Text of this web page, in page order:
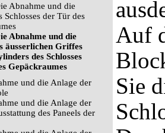
Abnahme und die
Schlosses der Tür des
Abnahme und die
äusserlichen Griffes
des Schlosses
Gepäckraumes
und die Anlage der
und die Anlage der
des Paneels der
Auf
Sie